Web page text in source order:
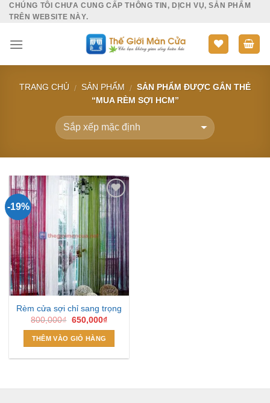
SkipCHÚNG TÔI CHƯA CUNG CẤP THÔNG TIN, DỊCH VỤ, SẢN PHẨM
TRÊN WEBSITE NÀY.
TRANG CHỦ / SẢN PHẨM / SẢN PHẨM ĐƯỢC GẮN THẺ
“MUA RÈM SỢI HCM”
-19%
Add to
Wishlist
Rèm cửa sợi chỉ sang trọng
800,000₫ Giá
là:
800,000₫.
650,000₫Giá
THÊM VÀO GIỎ HÀNG